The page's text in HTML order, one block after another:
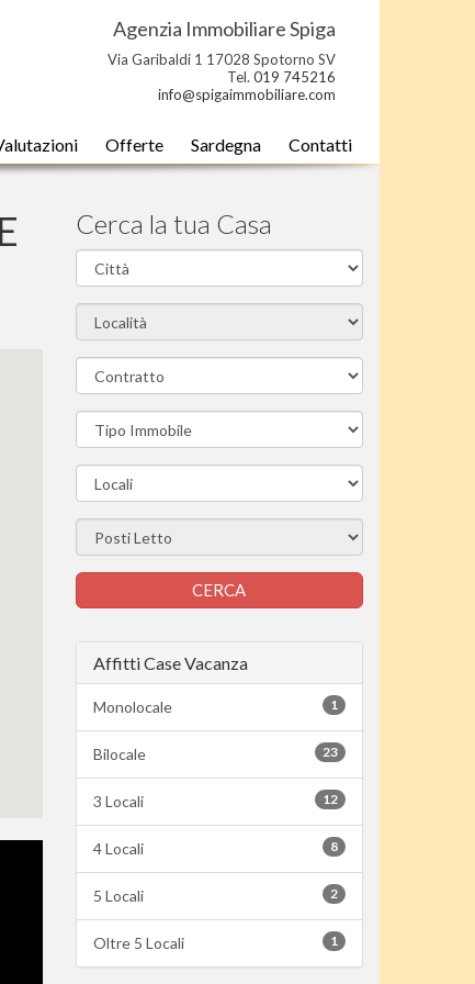
Agenzia Immobiliare Spiga
Via Garibaldi 1 17028 Spotorno SV
Tel. 019 745216
info@spigaimmobiliare.com
Offerte Sardegna Contatti
Cerca la tua Casa
Affitti Case Vacanza
1
Monolocale
23
Bilocale
12
3 Locali
8
4 Locali
2
5 Locali
1
Oltre 5 Locali